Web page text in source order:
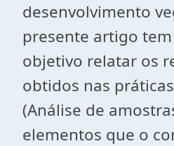
desenvolvimento
presente artigo
objetivo relatar os
obtidos nas
(Análise de
elementos que o